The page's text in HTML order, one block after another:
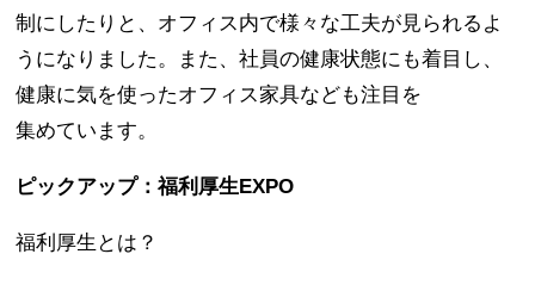
制にしたりと、オフィス内で様々な工夫が見られるよ
うになりました。また、社員の健康状態にも着目し、
健康に気を使ったオフィス家具なども注目を
集めています。
ピックアップ：福利厚生EXPO
福利厚生とは？